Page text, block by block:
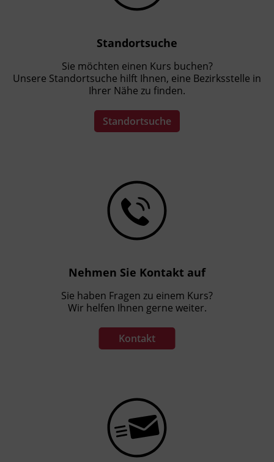
Standortsuche
Sie möchten einen Kurs buchen?
Unsere Standortsuche hilft Ihnen, eine Bezirksstelle in
Ihrer Nähe zu finden.
Standortsuche
Nehmen Sie Kontakt auf
Sie haben Fragen zu einem Kurs?
Wir helfen Ihnen gerne weiter.
Kontakt